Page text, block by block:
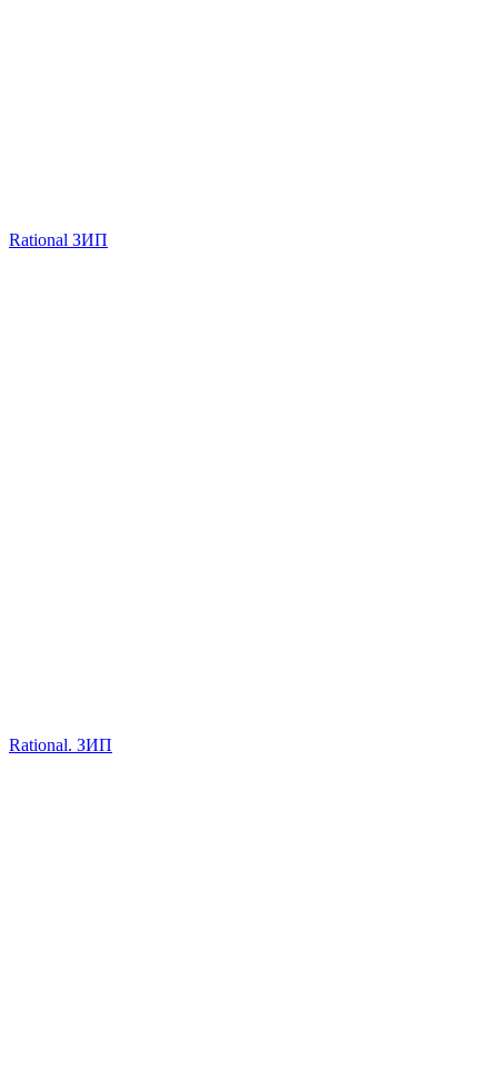
Rational ЗИП
Rational. ЗИП